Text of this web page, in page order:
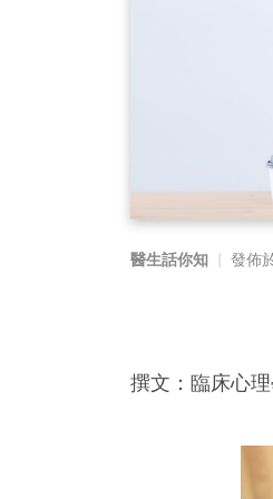
醫生話你知 | 發佈
撰文：臨床心